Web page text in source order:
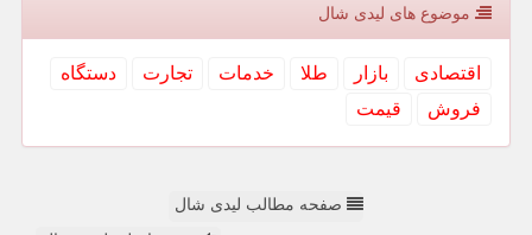
موضوع های لیدی شال
اقتصادی بازار طلا خدمات تجارت
دستگاه
فروش
قیمت
صفحه مطالب لیدی شال